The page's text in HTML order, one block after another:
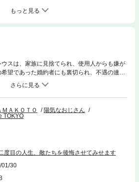
もっと見る
スは、家族に見捨てられ、使用人からも嫌が
望であった婚約者にも裏切られ、不遇の連続
を決めた彼女は、最も許しがたい人物を道づ
記憶を失い、目覚めると過去に戻っていた…！
では自分を死に追いやった人物に復讐するこ
に没頭し始めると、自分に無関心だった周囲
態度を見せ始める…
ＭＡＫＯＴＯ
陽気なおじさん
TOKYO
度目の人生、敵たちを後悔させてみせます
01/30